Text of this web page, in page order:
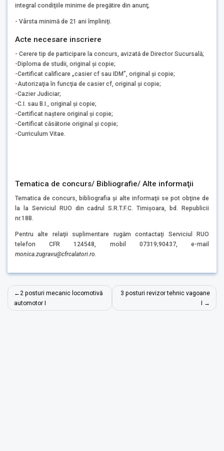
integral condiţiile minime de pregătire din anunţ;
- Vârsta minimă de 21 ani împliniţi.
Acte necesare inscriere
- Cerere tip de participare la concurs, avizată de Director Sucursală;
-Diploma de studii, original şi copie;
-Certificat calificare „casier cf sau IDM”, original şi copie;
-Autorizaţia în funcţia de casier cf, original şi copie;
-Cazier Judiciar;
-C.I. sau B.I., original şi copie;
-Certificat naştere original şi copie;
-Certificat căsătorie original şi copie;
-Curriculum Vitae.
Tematica de concurs/ Bibliografie/ Alte informaţii
Tematica de concurs, bibliografia şi alte informaţii se pot obţine de
la la Serviciul RUO din cadrul S.R.T.F.C. Timişoara, bd. Republicii
nr.18B.
Pentru alte relaţii suplimentare rugăm contactaţi Serviciul RUO
telefon CFR 124548, mobil 07319;90437, e-mail
monica.zugravu@cfrcalatori.ro.
Navigare
în
2 posturi mecanic locomotivă
automotor I
3 posturi revizor tehnic vagoane
I